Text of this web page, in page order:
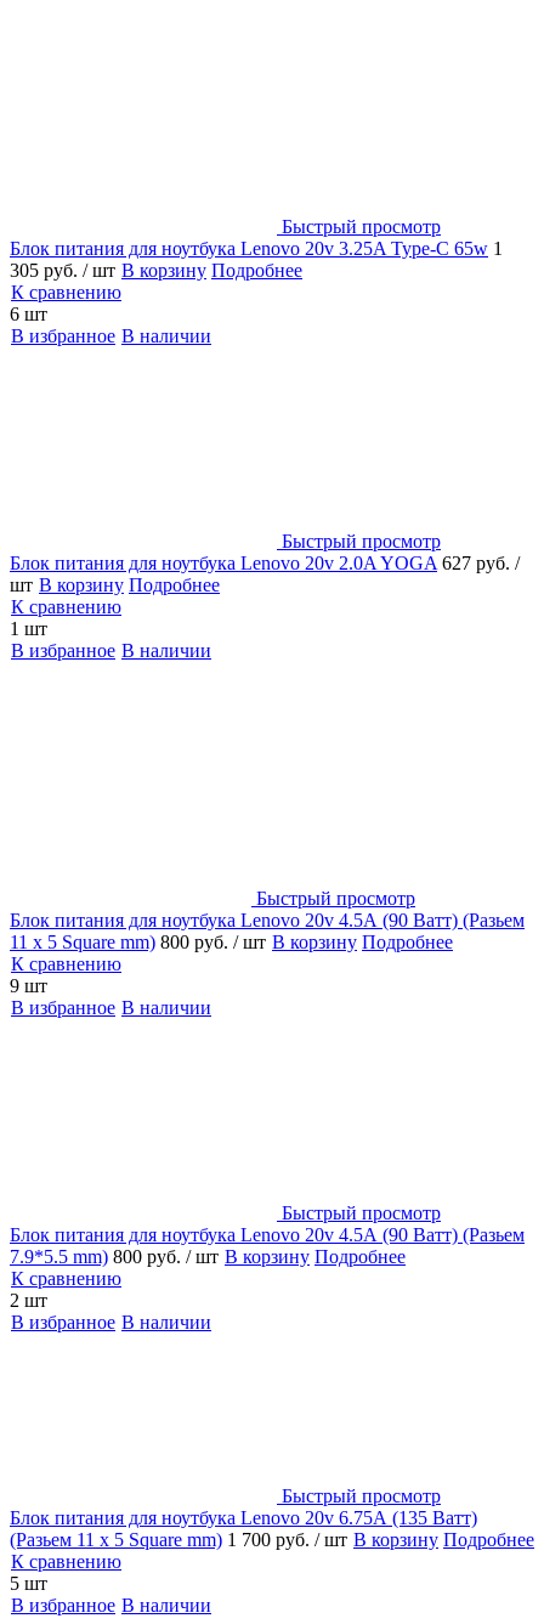
Быстрый просмотр
Блок питания для ноутбука Lenovo 20v 3.25A Type-C 65w 1
305 руб. / шт В корзину Подробнее
К сравнению
6 шт
В избранное В наличии
Быстрый просмотр
Блок питания для ноутбука Lenovo 20v 2.0A YOGA 627 руб. /
шт В корзину Подробнее
К сравнению
1 шт
В избранное В наличии
Быстрый просмотр
Блок питания для ноутбука Lenovo 20v 4.5А (90 Ватт) (Разьем
11 x 5 Square mm) 800 руб. / шт В корзину Подробнее
К сравнению
9 шт
В избранное В наличии
Быстрый просмотр
Блок питания для ноутбука Lenovo 20v 4.5А (90 Ватт) (Разьем
7.9*5.5 mm) 800 руб. / шт В корзину Подробнее
К сравнению
2 шт
В избранное В наличии
Быстрый просмотр
Блок питания для ноутбука Lenovo 20v 6.75А (135 Ватт)
(Разьем 11 x 5 Square mm) 1 700 руб. / шт В корзину Подробнее
К сравнению
5 шт
В избранное В наличии